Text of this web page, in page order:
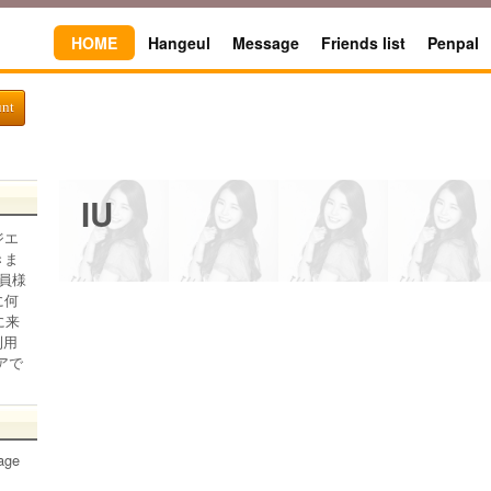
HOME Hangeul Message Friends list Penpal
様
何
来
で
IU